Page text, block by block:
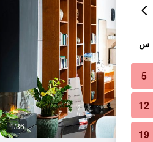
1/36
س
5
12
19